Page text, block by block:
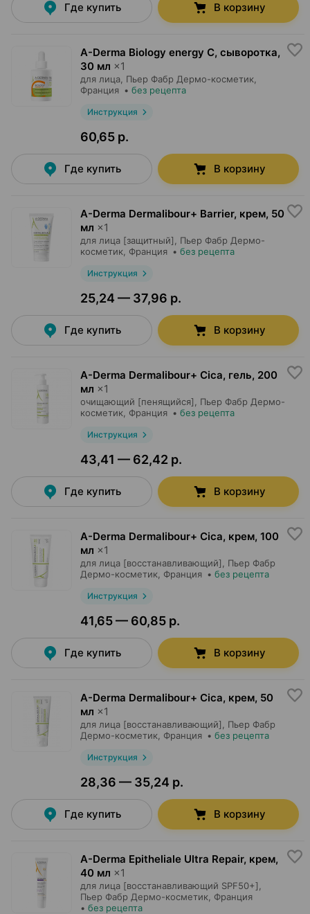
Где купить В корзину
A-Derma Biology energy C, сыворотка,
30 мл ×1
для лица, Пьер Фабр Дермо-косметик
Франция • без рецепта
Инструкция
60,65 р.
Где купить В корзину
A-Derma Dermalibour+ Barrier, крем, 50
мл ×1
для лица [защитный],
Пьер Фабр Дермо-
косметик , Франция • без рецепта
Инструкция
25,24 — 37,96 р.
Где купить В корзину
A-Derma Dermalibour+ Cica, гель, 200
мл ×1
очищающий [пенящийся],
Пьер Фабр Дермо-
косметик , Франция • без рецепта
Инструкция
43,41 — 62,42 р.
Где купить В корзину
A-Derma Dermalibour+ Cica, крем, 100
мл ×1
для лица [восстанавливающий],
Пьер Фабр
Дермо-косметик , Франция • без рецепта
Инструкция
41,65 — 60,85 р.
Где купить В корзину
A-Derma Dermalibour+ Cica, крем, 50
мл ×1
для лица [восстанавливающий],
Пьер Фабр
Дермо-косметик , Франция • без рецепта
Инструкция
28,36 — 35,24 р.
Где купить В корзину
A-Derma Epitheliale Ultra Repair, крем,
40 мл ×1
для лица [восстанавливающий SPF50+],
Пьер Фабр Дермо-косметик , Франция
• без рецепта